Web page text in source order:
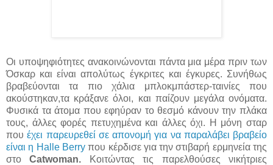
Οι υποψηφιότητες ανακοινώνονται πάντα μια μέρα πριν των
Όσκαρ και είναι απολύτως έγκριτες και έγκυρες. Συνήθως
βραβεύονται τα πιο χάλια μπλοκμπάστερ-ταινίες που
ακούστηκαν,τα κράξανε όλοι, και παίζουν μεγάλα ονόματα.
Φυσικά τα άτομα που εφηύραν το θεσμό κάνουν την πλάκα
τους, άλλες φορές πετυχημένα και άλλες όχι. H μόνη σταρ
πουέχει παρευρεθεί σε απονομή για να παραλάβει βραβείο
είναι η Halle Berryπου κέρδισε για την στιβαρή ερμηνεία της
στοCatwoman.
Κοιτώντας τις παρελθούσες νικήτριες